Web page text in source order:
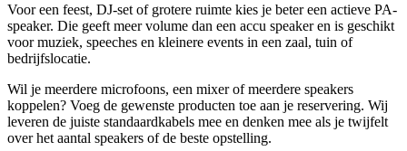
Voor een feest, DJ-set of grotere ruimte kies je beter een actieve PA-
speaker. Die geeft meer volume dan een accu speaker en is geschikt
voor muziek, speeches en kleinere events in een zaal, tuin of
bedrijfslocatie.
Wil je meerdere microfoons, een mixer of meerdere speakers
koppelen? Voeg de gewenste producten toe aan je reservering. Wij
leveren de juiste standaardkabels mee en denken mee als je twijfelt
over het aantal speakers of de beste opstelling.